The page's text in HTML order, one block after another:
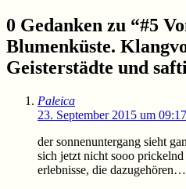
0 Gedanken zu “#5
Blumenküste.
Geisterstädte und
Paleica
23. September 2015 um 09:17
der sonnenuntergang sieht
sich jetzt nicht sooo
erlebnisse, die dazugehören…